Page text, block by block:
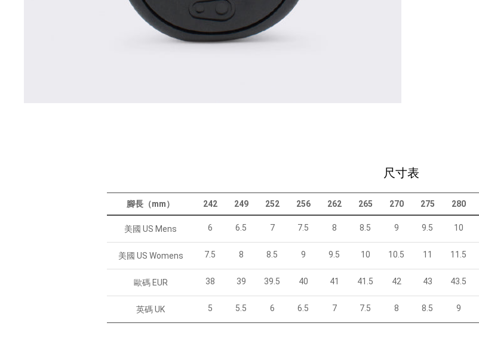
尺寸表
腳長（mm） 242 249 252 256 262 265 270 275 280
美國 US Mens 6 6.5 7 7.5 8 8.5 9 9.5 10
美國 US Womens 7.5 8 8.5 9 9.5 10 10.5 11 11.5
歐碼 EUR 38 39 39.5 40 41 41.5 42 43 43.5
英碼 UK 5 5.5 6 6.5 7 7.5 8 8.5 9